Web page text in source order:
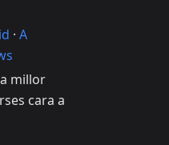
· A
millor
cara a